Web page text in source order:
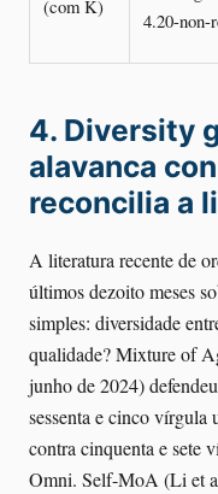
(com K)
4.20-non-
4. Diversity
alavanca
reconcilia a
A literatura recente de
últimos dezoito meses
simples: diversidade
qualidade? Mixture of
junho de 2024)
sessenta e cinco
contra cinquenta e sete
Omni. Self-MoA (Li et